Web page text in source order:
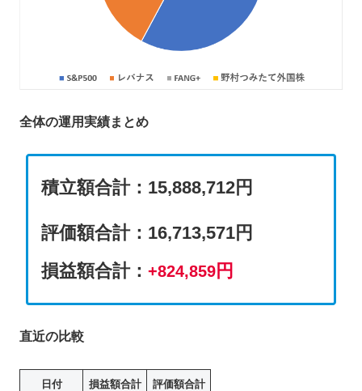
全体の運用実績まとめ
積立額合計：15,888,712円
評価額合計： 16,713,571円
損益額合計： +824,859円
直近の比較
日付 損益額合計 評価額合計